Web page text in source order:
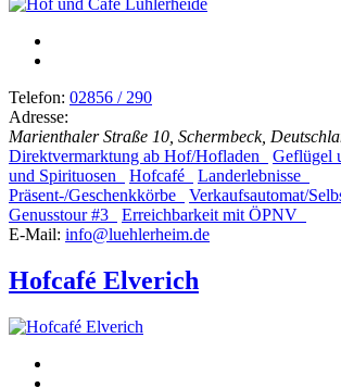
Telefon: 02856 / 290
Adresse:
Marienthaler Straße 10, Schermbeck,
Direktvermarktung ab Hof/Hofladen
Geflügel
und Spirituosen
Hofcafé
Landerlebnisse
Präsent-/Geschenkkörbe
Verkaufsautomat/
Genusstour #3
Erreichbarkeit mit ÖPNV
E-Mail: info@luehlerheim.de
Hofcafé Elverich